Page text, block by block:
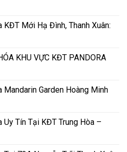
KĐT Mới Hạ Đình, Thanh Xuân:
KHU VỰC KĐT PANDORA
Mandarin Garden Hoàng Minh
Uy Tín Tại KĐT Trung Hòa –